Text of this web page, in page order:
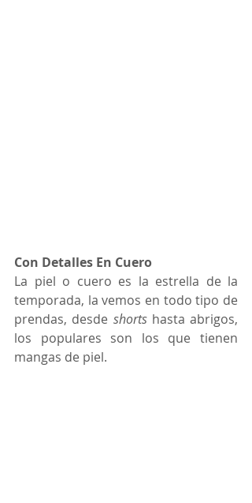
Con Detalles En Cuero
La piel o cuero es la estrella de la
temporada, la vemos en todo tipo de
prendas, desde shorts hasta abrigos,
los populares son los que tienen
mangas de piel.